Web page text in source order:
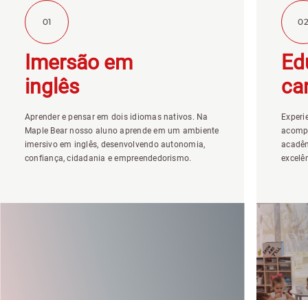
01
Imersão em
inglês
Aprender e pensar em dois idiomas nativos. Na
Maple Bear nosso aluno aprende em um ambiente
imersivo em inglês, desenvolvendo autonomia,
confiança, cidadania e empreendedorismo.
02